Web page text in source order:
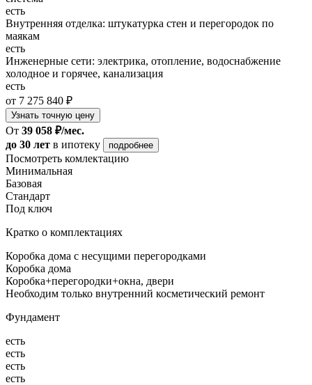
есть
Внутренняя отделка: штукатурка стен и перегородок по
маякам
есть
Инженерные сети: электрика, отопление, водоснабжение
холодное и горячее, канализация
есть
от 7 275 840 ₽
Узнать точную цену
От 39 058 ₽/мес.
до 30 лет в ипотеку подробнее
Посмотреть комлектацию
Минимальная
Базовая
Стандарт
Под ключ
Кратко о комплектациях
Коробка дома с несущими перегородками
Коробка дома
Коробка+перегородки+окна, двери
Необходим только внутренний косметический ремонт
Фундамент
есть
есть
есть
есть